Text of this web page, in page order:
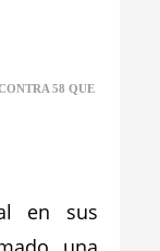
58 QUE
en sus